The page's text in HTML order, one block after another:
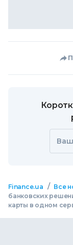
Finance.ua / Все
банковских
карты в одном